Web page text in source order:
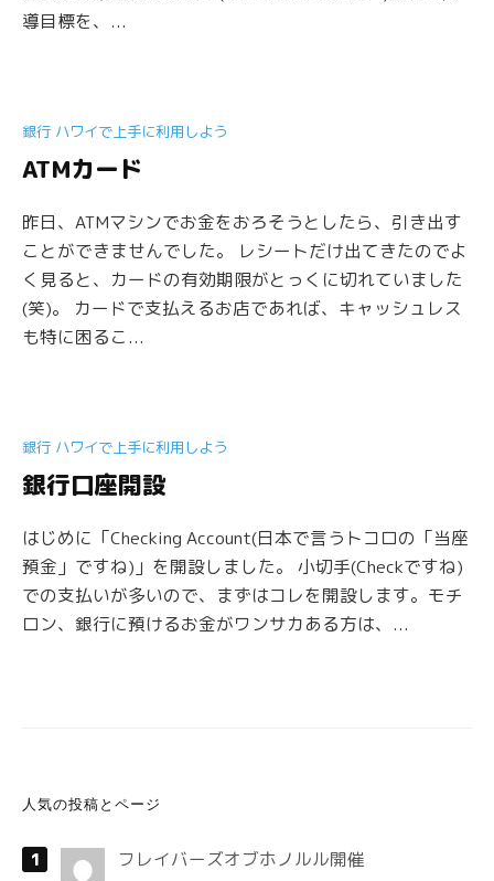
導目標を、...
銀行 ハワイで上手に利用しよう
ATMカード
昨日、ATMマシンでお金をおろそうとしたら、引き出す
ことができませんでした。 レシートだけ出てきたのでよ
く見ると、カードの有効期限がとっくに切れていました
(笑)。 カードで支払えるお店であれば、キャッシュレス
も特に困るこ...
銀行 ハワイで上手に利用しよう
銀行口座開設
はじめに「Checking Account(日本で言うトコロの「当座
預金」ですね)」を開設しました。 小切手(Checkですね)
での支払いが多いので、まずはコレを開設します。モチ
ロン、銀行に預けるお金がワンサカある方は、...
人気の投稿とページ
フレイバーズオブホノルル開催